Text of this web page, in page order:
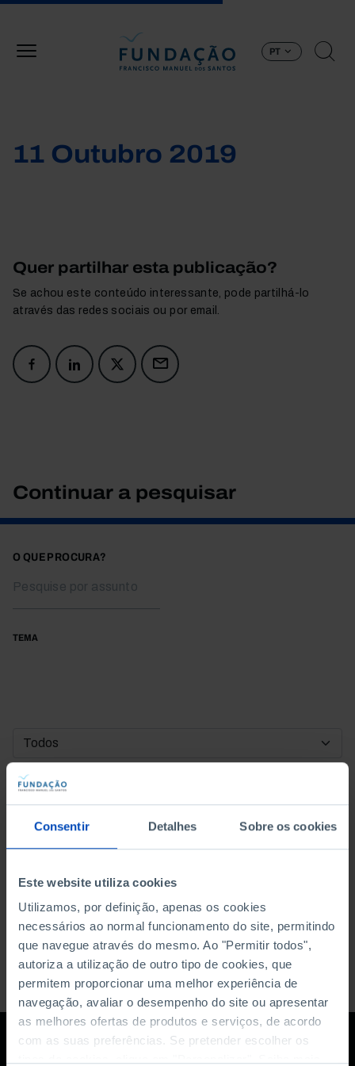
Consentir Detalhes Sobre os cookies
Este website utiliza cookies
Utilizamos, por definição, apenas os cookies
necessários ao normal funcionamento do site, permitindo
que navegue através do mesmo. Ao "Permitir todos",
autoriza a utilização de outro tipo de cookies, que
permitem proporcionar uma melhor experiência de
navegação, avaliar o desempenho do site ou apresentar
as melhores ofertas de produtos e serviços, de acordo
com as suas preferências. Se pretender escolher os
PT
11 Outubro 2019
Quer partilhar esta publicação?
Se achou este conteúdo interessante, pode partilhá-lo
através das redes sociais ou por email.
Continuar a pesquisar
O QUE PROCURA?
TEMA
DATA DE INÍCIO
DATA DE FIM